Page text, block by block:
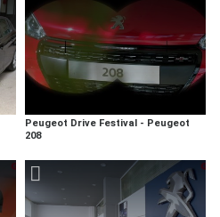
Peugeot Drive Festival - Peugeot
208